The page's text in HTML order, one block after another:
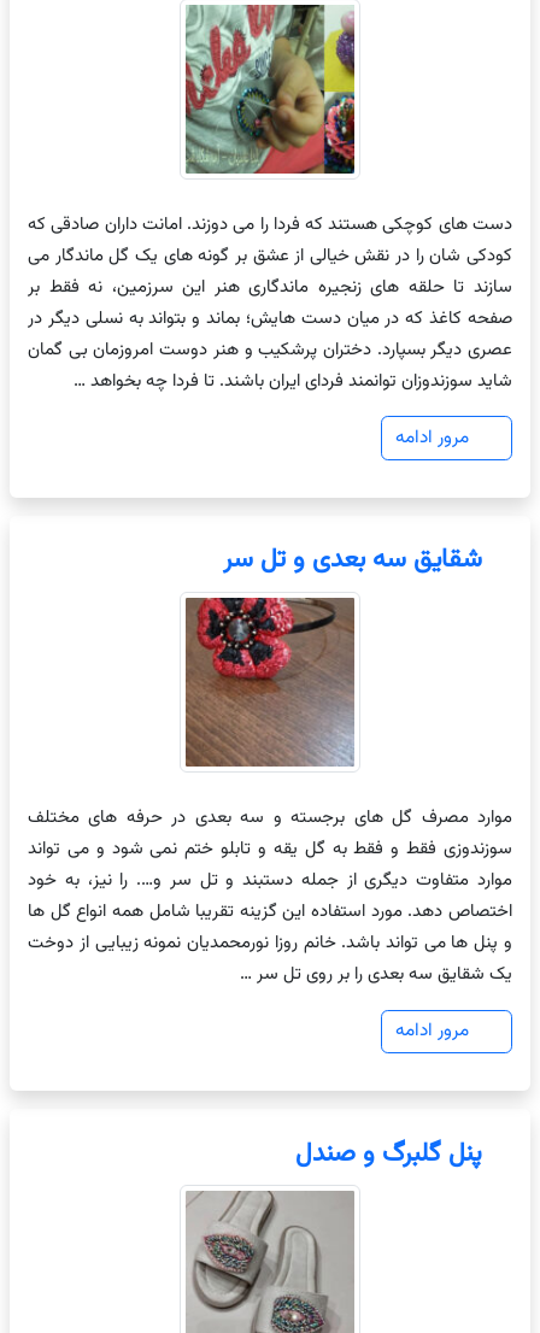
دست های کوچکی هستند که فردا را می دوزند. امانت داران صادقی که
کودکی شان را در نقش خیالی از عشق بر گونه های یک گل ماندگار می
سازند تا حلقه های زنجیره ماندگاری هنر این سرزمین، نه فقط بر
صفحه کاغذ که در میان دست هایش؛ بماند و بتواند به نسلی دیگر در
عصری دیگر بسپارد. دختران پرشکیب و هنر دوست امروزمان بی گمان
شاید سوزندوزان توانمند فردای ایران باشند. تا فردا چه بخواهد …
مرور ادامه
شقایق سه بعدی و تل سر
موارد مصرف گل های برجسته و سه بعدی در حرفه های مختلف
سوزندوزی فقط و فقط به گل یقه و تابلو ختم نمی شود و می تواند
موارد متفاوت دیگری از جمله دستبند و تل سر و…. را نیز، به خود
اختصاص دهد. مورد استفاده این گزینه تقریبا شامل همه انواع گل ها
و پنل ها می تواند باشد. خانم روزا نورمحمدیان نمونه زیبایی از دوخت
یک شقایق سه بعدی را بر روی تل سر …
مرور ادامه
پنل گلبرگ و صندل